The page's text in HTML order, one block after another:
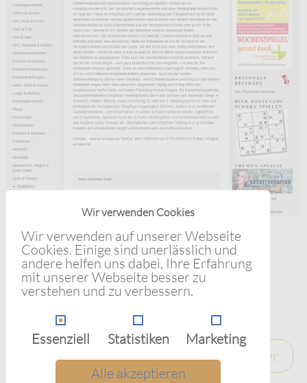
Wir verwenden Cookies
Wir verwenden auf unserer Webseite
Cookies. Einige sind unerlässlich und
andere helfen uns dabei, Ihre Erfahrung
mit unserer Webseite besser zu
verstehen und zu verbessern.
Essenziell Statistiken
Marketing
Alle akzeptieren
Zurück zum Menüpunkt 'Mediathek'
Zurück zur Startseite
Zurück Weiter